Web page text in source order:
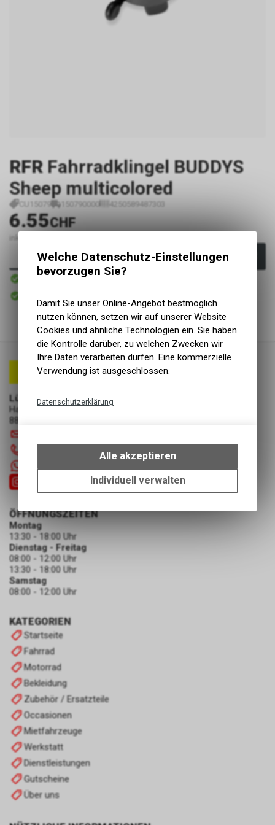
RFR Fahrradklingel BUDDYS
Sheep multicolored
CU15079 150790000 4250589487303
6.55CHF
inkl. MwSt., zzgl.
In den Warenkorb
Sofort verfügbar
Abholung Lüscher Motor- & Bike World
Lüscher Motor- & Bike World
Hauptstrasse 29a
8867 Niederurnen
+41 55 6103131
KATEGORIEN
Startseite
Fahrrad
Motorrad
Bekleidung
Zubehör / Ersatzteile
Occasionen
Mietfahrzeuge
Werkstatt
Dienstleistungen
Gutscheine
Über uns
ÖFFNUNGSZEITEN
Montag
13:30 - 18:00 Uhr
Dienstag - Freitag
08:00 - 12:00 Uhr
13:30 - 18:00 Uhr
Samstag
08:00 - 12:00 Uhr
Welche Datenschutz-Einstellungen
bevorzugen Sie?
Damit Sie unser Online-Angebot bestmöglich
nutzen können, setzen wir auf unserer Website
Cookies und ähnliche Technologien ein. Sie haben
die Kontrolle darüber, zu welchen Zwecken wir
Ihre Daten verarbeiten dürfen. Eine kommerzielle
Verwendung ist ausgeschlossen.
Datenschutzerklärung
bestimmte Interaktionen und
Einstellungen auf Ihrem Gerät,
um die grundlegenden
Funktionen unseres Online-
Alle akzeptieren
Individuell verwalten